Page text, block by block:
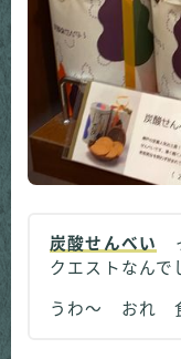
炭酸せんべい
クエストなんで
うわ～ おれ